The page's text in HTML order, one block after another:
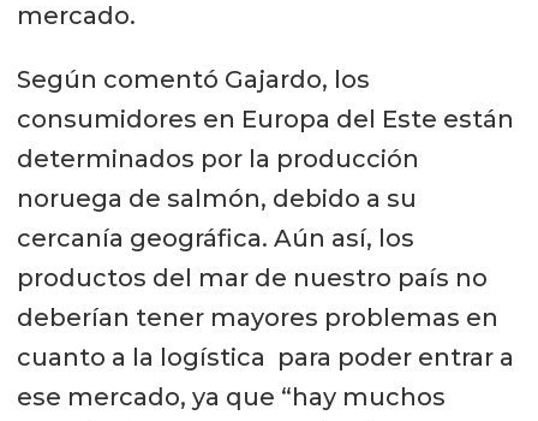
mercado.
Según comentó Gajardo, los
consumidores en Europa del Este están
determinados por la producción
noruega de salmón, debido a su
cercanía geográfica. Aún así, los
productos del mar de nuestro país no
deberían tener mayores problemas en
cuanto a la logística para poder entrar a
ese mercado, ya que “hay muchos